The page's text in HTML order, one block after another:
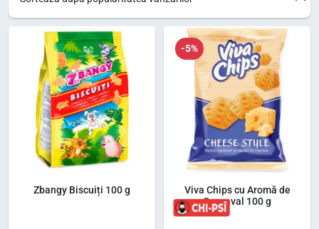
Zbangy Biscuiți 100 g
-5%
Viva Chips cu Aromă de
Cașcaval 100 g